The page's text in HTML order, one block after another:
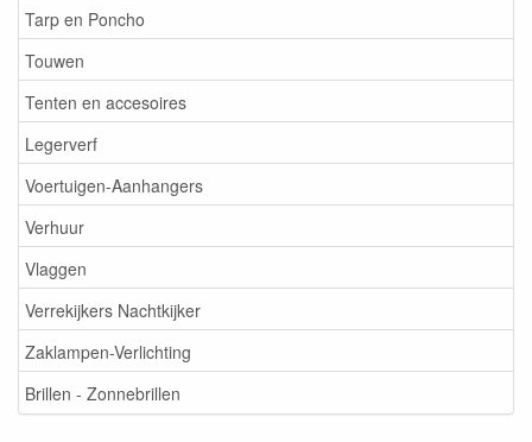
Tarp en Poncho
Touwen
Tenten en accesoires
Legerverf
Voertuigen-Aanhangers
Verhuur
Vlaggen
Verrekijkers Nachtkijker
Zaklampen-Verlichting
Brillen - Zonnebrillen